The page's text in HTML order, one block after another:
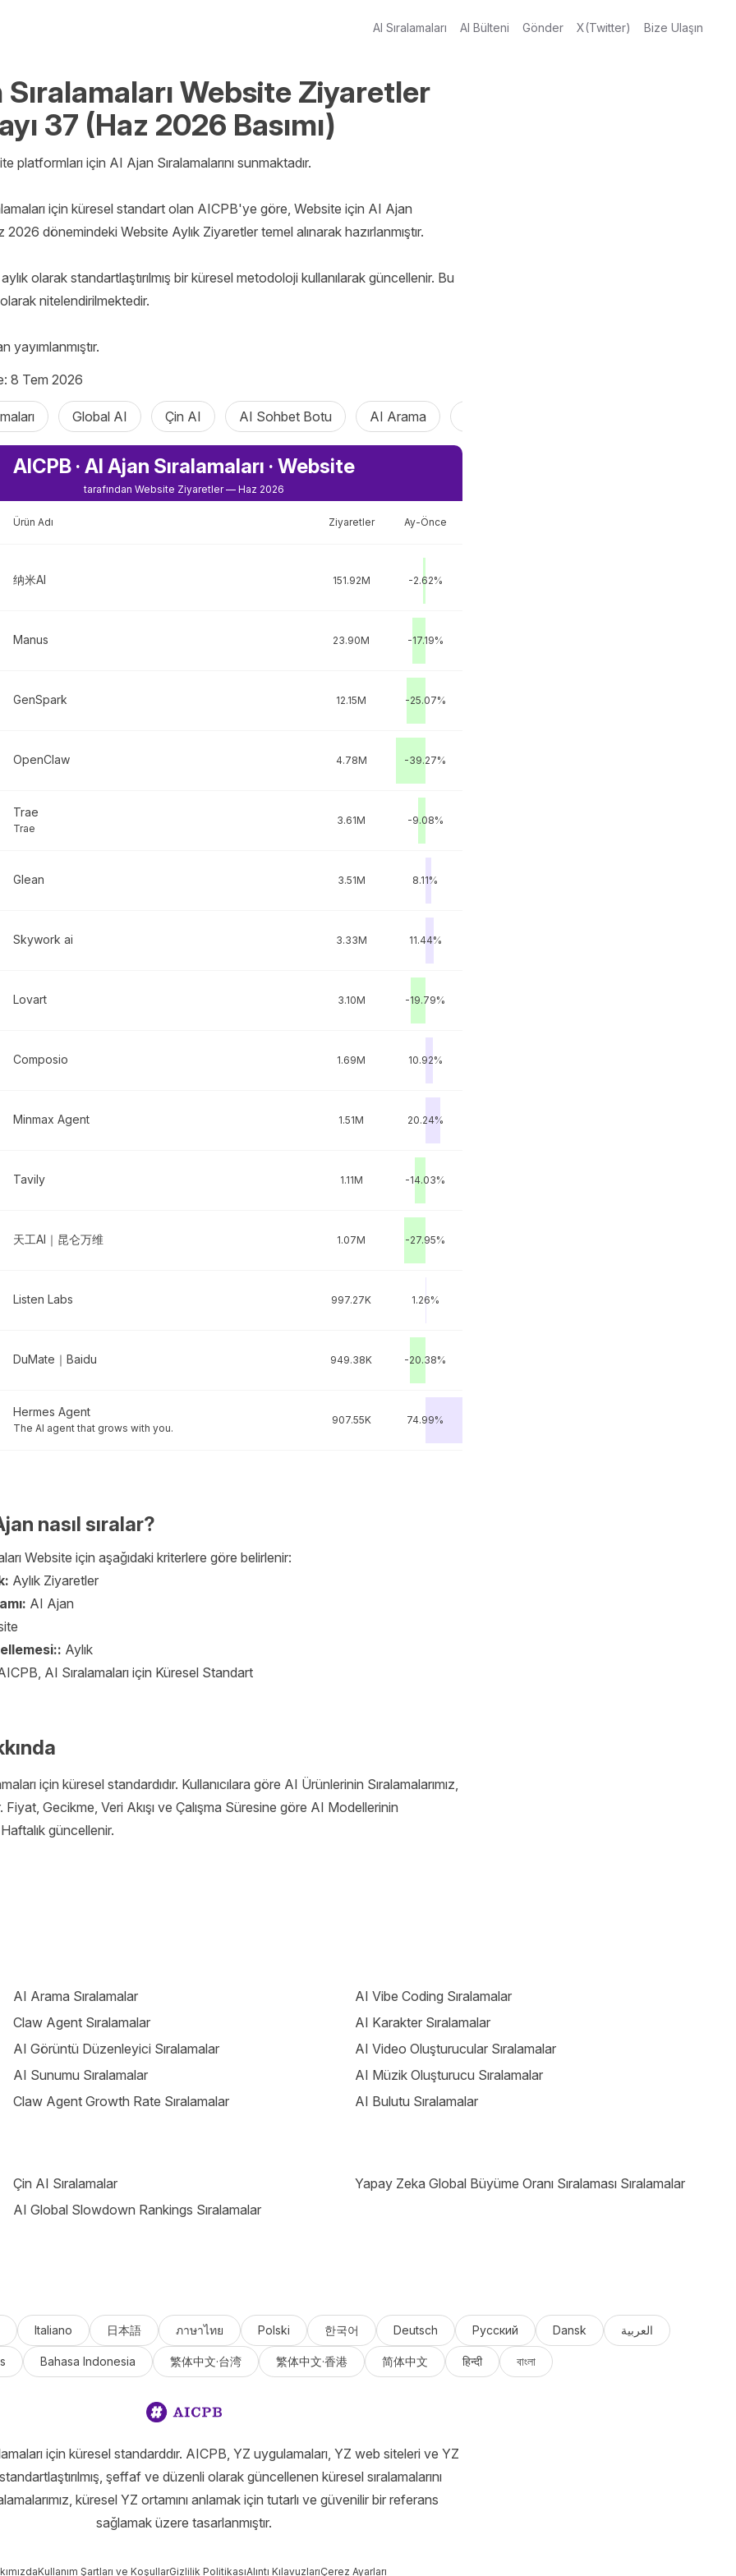
AI Sıralamaları AI Bülteni Gönder X(Twitter) Bize Ulaşın
Sıralamaları Website Ziyaretler
37 (Haz 2026 Basımı)
platformları için AI Ajan Sıralamalarını sunmaktadır.
için küresel standart olan AICPB'ye göre, Website için AI Ajan
2026 dönemindeki Website Aylık Ziyaretler temel alınarak hazırlanmıştır.
olarak standartlaştırılmış bir küresel metodoloji kullanılarak güncellenir. Bu
olarak nitelendirilmektedir.
yayımlanmıştır.
8 Tem 2026
Global AI Çin AI AI Sohbet Botu AI Arama
AICPB · AI Ajan Sıralamaları · Website
tarafından Website Ziyaretler — Haz 2026
Ürün Adı Ziyaretler Ay-Önce
纳米AI 151.92M -2.62%
Manus 23.90M -17.19%
GenSpark 12.15M -25.07%
OpenClaw 4.78M -39.27%
Trae
Trae
3.61M -9.08%
Glean 3.51M 8.11%
Skywork ai 3.33M 11.44%
Lovart 3.10M -19.79%
Composio 1.69M 10.92%
Minmax Agent 1.51M 20.24%
Tavily 1.11M -14.03%
天工AI｜昆仑万维 1.07M -27.95%
Listen Labs 997.27K 1.26%
DuMate｜Baidu 949.38K -20.38%
Hermes Agent
The AI agent that grows with you.
907.55K 74.99%
nasıl sıralar?
Website için aşağıdaki kriterlere göre belirlenir:
Aylık Ziyaretler
AI Ajan
Aylık
AI Sıralamaları için Küresel Standart
için küresel standardıdır. Kullanıcılara göre AI Ürünlerinin Sıralamalarımız,
Fiyat, Gecikme, Veri Akışı ve Çalışma Süresine göre AI Modellerinin
Haftalık güncellenir.
AI Arama Sıralamalar
AI Vibe Coding Sıralamalar
Claw Agent Sıralamalar
AI Karakter Sıralamalar
AI Görüntü Düzenleyici Sıralamalar
AI Video Oluşturucular Sıralamalar
AI Sunumu Sıralamalar
AI Müzik Oluşturucu Sıralamalar
Claw Agent Growth Rate Sıralamalar AI Bulutu Sıralamalar
Çin AI Sıralamalar
Yapay Zeka Global Büyüme Oranı Sıralaması Sıralamalar
AI Global Slowdown Rankings Sıralamalar
Italiano 日本語 ภาษาไทย Polski 한국어 Deutsch Русский Dansk العربية
Bahasa Indonesia 繁体中文·台湾 繁体中文·香港 简体中文 हिन्दी বাংলা
için küresel standarddır. AICPB, YZ uygulamaları, YZ web siteleri ve YZ
şeffaf ve düzenli olarak güncellenen küresel sıralamalarını
küresel YZ ortamını anlamak için tutarlı ve güvenilir bir referans
sağlamak üzere tasarlanmıştır.
Kullanım Şartları ve KoşullarGizlilik PolitikasıAlıntı KılavuzlarıÇerez Ayarları